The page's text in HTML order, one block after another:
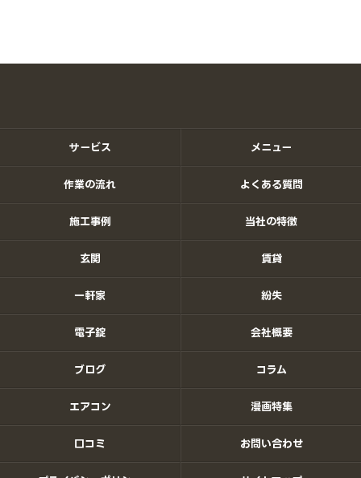
サービス メニュー
作業の流れ よくある質問
施工事例 当社の特徴
玄関 賃貸
一軒家 紛失
電子錠 会社概要
ブログ コラム
エアコン 漫画特集
口コミ お問い合わせ